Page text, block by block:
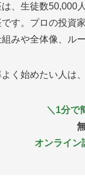
、生徒数50,000
す。プロの投資
みや全体像、ル
く始めたい人は
＼1分で
オンライン